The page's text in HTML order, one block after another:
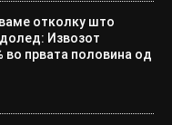
отколку што
Извозот
во првата половина од